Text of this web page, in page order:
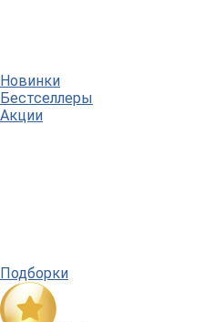
Новинки
Бестселлеры
Акции
Подборки